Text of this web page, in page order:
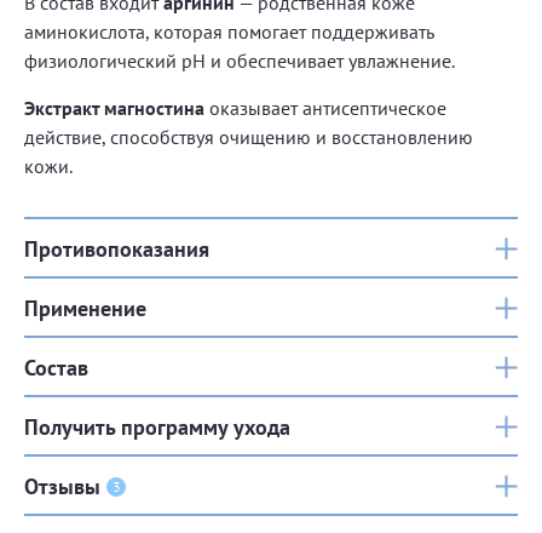
аминокислота, которая помогает поддерживать
физиологический pH и обеспечивает увлажнение.
Экстракт магностина оказывает антисептическое
действие, способствуя очищению и восстановлению
кожи.
Противопоказания
Применение
Состав
Получить программу ухода
Отзывы 3